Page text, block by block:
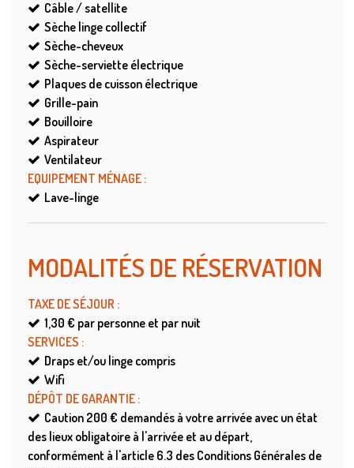
Câble / satellite
Sèche linge collectif
Sèche-cheveux
Sèche-serviette électrique
Plaques de cuisson électrique
Grille-pain
Bouilloire
Aspirateur
Ventilateur
EQUIPEMENT MÉNAGE :
Lave-linge
MODALITÉS DE RÉSERVATION
TAXE DE SÉJOUR :
1,30 € par personne et par nuit
SERVICES :
Draps et/ou linge compris
Wifi
DÉPÔT DE GARANTIE :
Caution 200 € demandés à votre arrivée avec un état
des lieux obligatoire à l'arrivée et au départ,
conformément à l'article 6.3 des Conditions Générales de